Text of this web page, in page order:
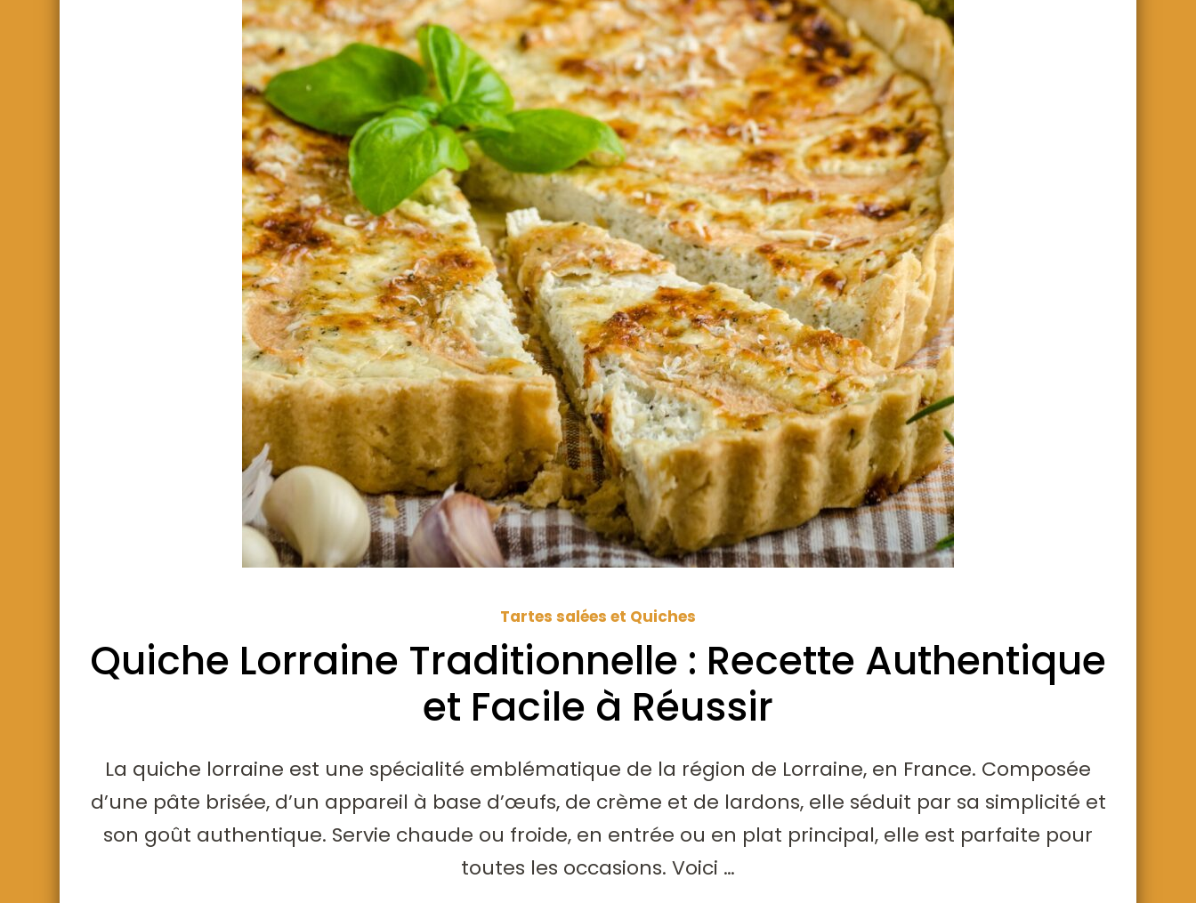
Tartes salées et Quiches
Quiche Lorraine Traditionnelle : Recette Authentique
et Facile à Réussir
La quiche lorraine est une spécialité emblématique de la région de Lorraine, en France. Composée
d’une pâte brisée, d’un appareil à base d’œufs, de crème et de lardons, elle séduit par sa simplicité et
son goût authentique. Servie chaude ou froide, en entrée ou en plat principal, elle est parfaite pour
toutes les occasions. Voici …